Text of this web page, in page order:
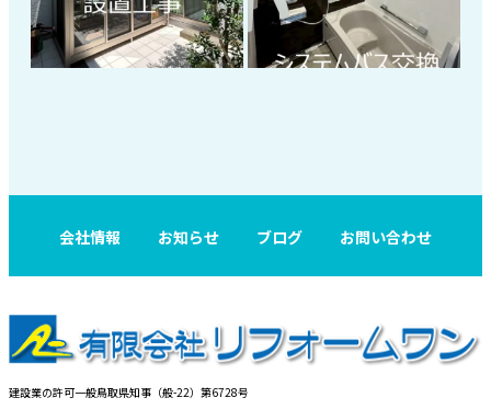
会社情報 お知らせ ブログ お問い合わせ
建設業の許可一般鳥取県知事（般-22）第6728号